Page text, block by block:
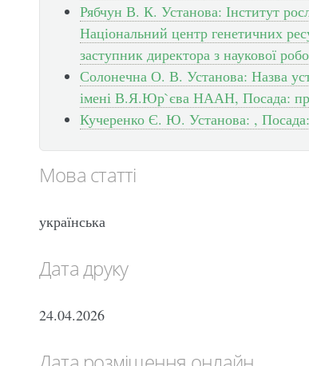
Рябчун В. К. Установа: Інститут
Національний центр генетичних
заступник директора з наукової
Солонечна О. В. Установа: Назва
імені В.Я.Юр`єва НААН, Посада:
Кучеренко Є. Ю. Установа: , Посада:
Мова статті
українська
Дата друку
24.04.2026